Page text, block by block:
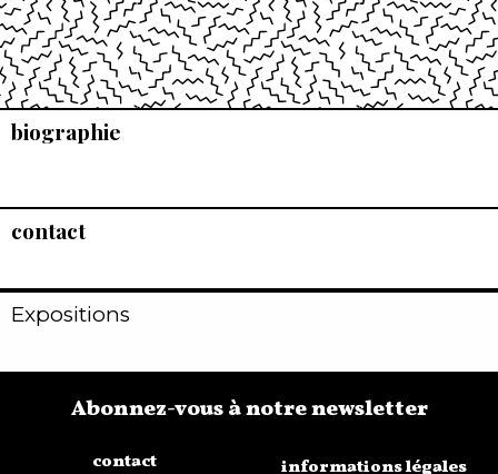
biographie
contact
Expositions
contact
Abonnez-vous à notre newsletter
informations légales